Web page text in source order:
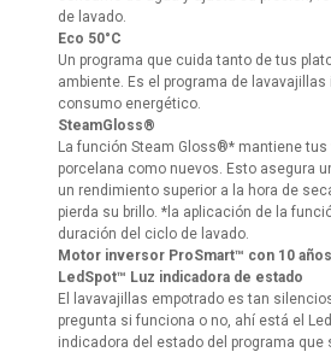
de lavado.
Eco 50°C
Un programa que cuida tanto de tus
ambiente. Es el programa de lavavajillas
consumo energético.
SteamGloss®
La función Steam Gloss®* mantiene
porcelana como nuevos. Esto asegura
un rendimiento superior a la hora de
pierda su brillo. *la aplicación de la
duración del ciclo de lavado.
Motor inversor ProSmart™ con 10
LedSpot™ Luz indicadora de estado
El lavavajillas empotrado es tan
pregunta si funciona o no, ahí está el
indicadora del estado del programa que